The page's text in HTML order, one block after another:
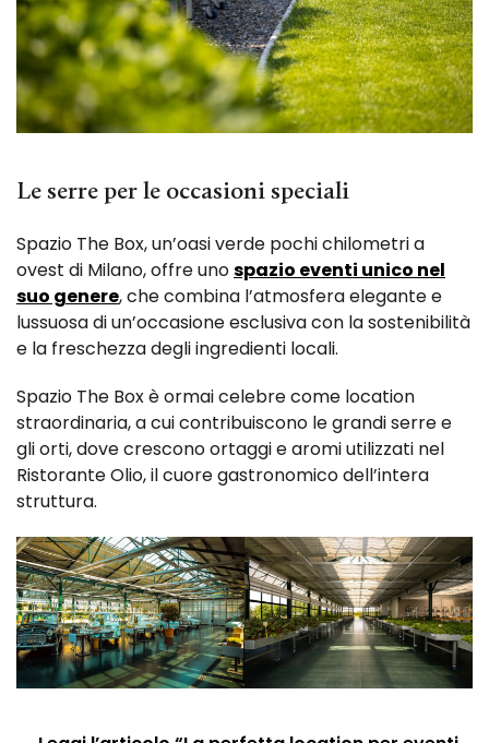
Le serre per le occasioni speciali
Spazio The Box, un’oasi verde pochi chilometri a
ovest di Milano, offre unospazio eventi unico nel
suo genere, che combina l’atmosfera elegante e
lussuosa di un’occasione esclusiva con la sostenibilità
e la freschezza degli ingredienti locali.
Spazio The Box è ormai celebre come location
straordinaria, a cui contribuiscono le grandi serre e
gli orti, dove crescono ​​ortaggi e aromi utilizzati nel
Ristorante Olio, il cuore gastronomico dell’intera
struttura.